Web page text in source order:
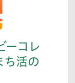
ーコレ
活の